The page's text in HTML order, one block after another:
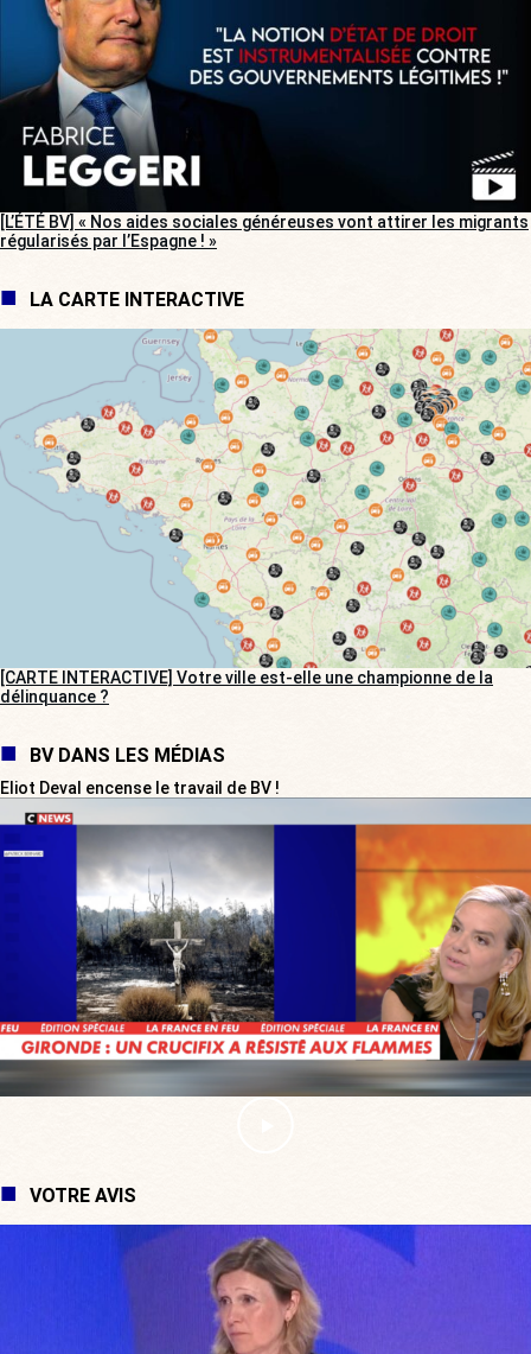
[L’ÉTÉ BV] « Nos aides sociales généreuses vont attirer les migrants
régularisés par l’Espagne ! »
LA CARTE INTERACTIVE
[CARTE INTERACTIVE] Votre ville est-elle une championne de la
délinquance ?
BV DANS LES MÉDIAS
Eliot Deval encense le travail de BV !
VOTRE AVIS